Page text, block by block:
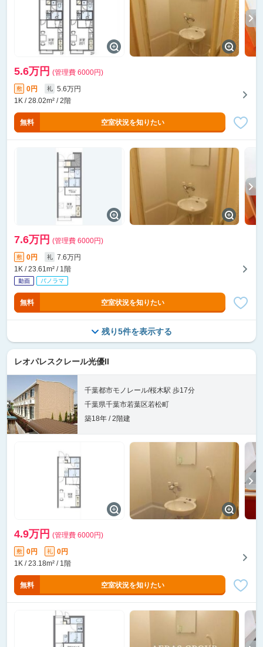
5.6万円 (管理費 6000円)
敷 0円 礼
5.6万円
1K / 28.02m² / 2階
無料 空室状況を知りたい
7.6万円 (管理費 6000円)
敷 0円 礼
7.6万円
1K / 23.61m² / 1階
無料 空室状況を知りたい
残り5件を表示する
レオパレスクレール光優II
千葉都市モノレール/桜木駅 歩17分
千葉県千葉市若葉区若松町
築18年 / 2階建
4.9万円 (管理費 6000円)
敷 0円 礼
0円
1K / 23.18m² / 1階
無料 空室状況を知りたい